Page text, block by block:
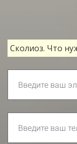
Сколиоз. Что